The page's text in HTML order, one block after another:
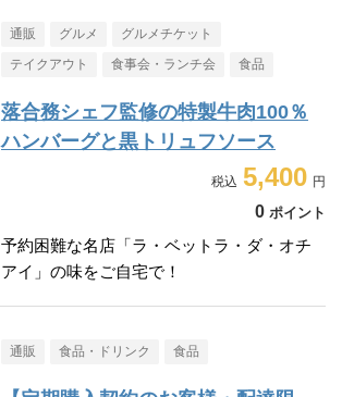
通販 グルメ グルメチケット
テイクアウト 食事会・ランチ会 食品
落合務シェフ監修の特製牛肉100％
ハンバーグと黒トリュフソース
5,400
0 ポイント
予約困難な名店「ラ・ベットラ・ダ・オチ
アイ」の味をご自宅で！
通販 食品・ドリンク 食品